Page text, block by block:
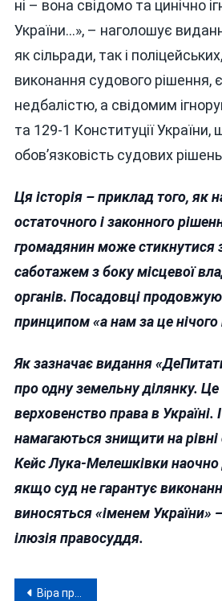
ні – вона свідомо та цинічно
України…», – наголошує
як сільради, так і
виконання судового рішення,
недбалістю, а свідомим
та 129-1 Конституції
обов’язковість судових
Ця історія – приклад того, як
остаточного і законного
громадянин може стикнутися
саботажем з боку місцевої
органів. Посадовці
принципом«а нам за це
Як зазначає видання
про одну земельну ділянку.
верховенство права в Україні.
намагаються знищити на рівні
Кейс Лука-Мелешківки
якщо суд не гарантує
виносяться «іменем України»
ілюзія правосуддя.
Навігація
Віра проти обов’язку